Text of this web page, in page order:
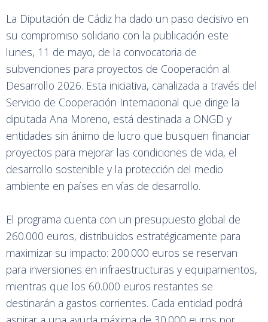
La Diputación de Cádiz ha dado un paso decisivo en
su compromiso solidario con la publicación este
lunes, 11 de mayo, de la convocatoria de
subvenciones para proyectos de Cooperación al
Desarrollo 2026. Esta iniciativa, canalizada a través del
Servicio de Cooperación Internacional que dirige la
diputada Ana Moreno, está destinada a ONGD y
entidades sin ánimo de lucro que busquen financiar
proyectos para mejorar las condiciones de vida, el
desarrollo sostenible y la protección del medio
ambiente en países en vías de desarrollo.
El programa cuenta con un presupuesto global de
260.000 euros, distribuidos estratégicamente para
maximizar su impacto: 200.000 euros se reservan
para inversiones en infraestructuras y equipamientos,
mientras que los 60.000 euros restantes se
destinarán a gastos corrientes. Cada entidad podrá